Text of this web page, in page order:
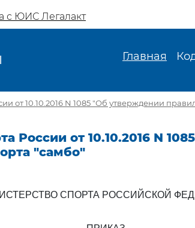
с ЮИС Легалакт
Главная
от 10.10.2016 N 1085 "Об утверждении
России от 10.10.2016 N
"самбо"
СПОРТА РОССИЙСКОЙ